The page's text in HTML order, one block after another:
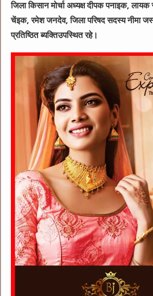
जिला किसान मोर्चा अध्यक्ष दीपक पनाइक, लायक
चेंइक, रमेश जनदेव, जिला परिषद सदस्य नीमा
प्रतिष्ठित ब्यक्तिउपस्थित रहे।